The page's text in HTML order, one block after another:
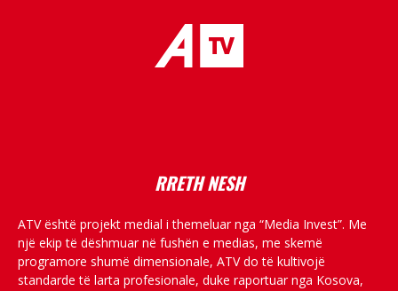
RRETH NESH
ATV është projekt medial i themeluar nga “Media Invest”. Me
një ekip të dëshmuar në fushën e medias, me skemë
programore shumë dimensionale, ATV do të kultivojë
standarde të larta profesionale, duke raportuar nga Kosova,